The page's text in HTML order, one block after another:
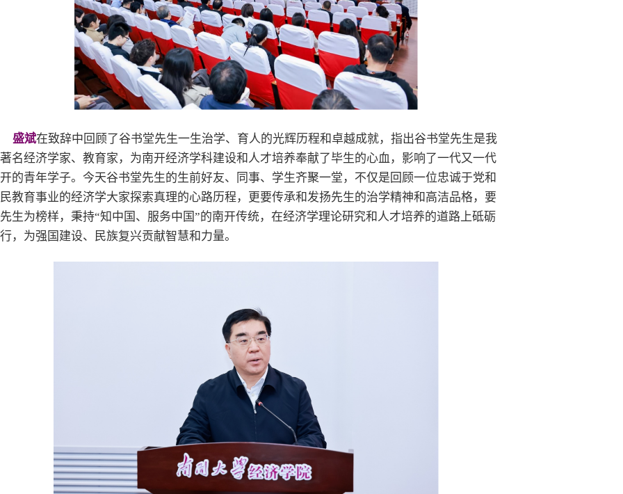
盛斌在致辞中回顾了谷书堂先生一生治学、育人的光辉历程和卓越成就，指出谷书堂先生是我
名经济学家、教育家，为南开经济学科建设和人才培养奉献了毕生的心血，影响了一代又一代
的青年学子。今天谷书堂先生的生前好友、同事、学生齐聚一堂，不仅是回顾一位忠诚于党和
教育事业的经济学大家探索真理的心路历程，更要传承和发扬先生的治学精神和高洁品格，要
生为榜样，秉持“知中国、服务中国”的南开传统，在经济学理论研究和人才培养的道路上砥砺
，为强国建设、民族复兴贡献智慧和力量。